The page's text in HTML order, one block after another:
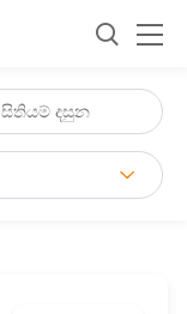
සිතියම් දසුන